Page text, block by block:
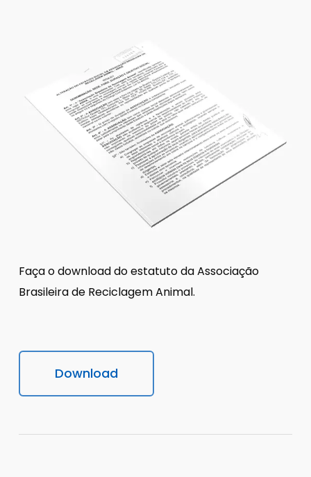
Faça o download do estatuto da Associação
Brasileira de Reciclagem Animal.
Download